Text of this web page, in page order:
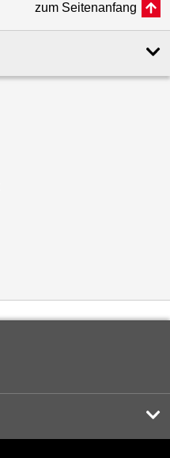
zum Seitenanfang